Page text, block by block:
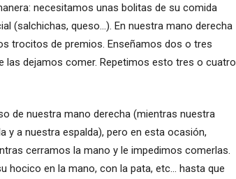
necesitamos unas bolitas de su comida
(salchichas, queso...). En nuestra mano derecha
trocitos de premios. Enseñamos dos o tres
las dejamos comer. Repetimos esto tres o cuatro
de nuestra mano derecha (mientras nuestra
y a nuestra espalda), pero en esta ocasión,
cerramos la mano y le impedimos comerlas.
hocico en la mano, con la pata, etc... hasta que